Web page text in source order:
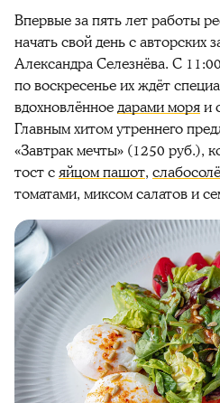
Впервые за пять лет работы
начать свой день с авторских
Александра Селезнёва. С
по воскресенье их ждёт
вдохновлённоедарами моряи
Главным хитом утреннего
«Завтрак мечты» (1250 руб.),
тост сяйцом пашот,
томатами, миксом салатов и